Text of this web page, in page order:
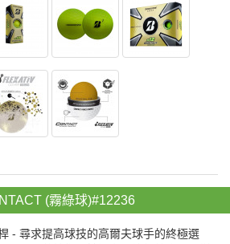
(霧綠球)#12236
- 尋求提高球技的高爾夫球手的終極選